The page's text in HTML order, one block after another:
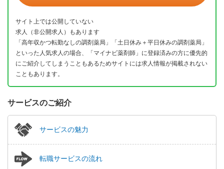
サイト上では公開していない
求人（非公開求人）もあります
「高年収かつ転勤なしの調剤薬局」「土日休み＋平日休みの調剤薬局」
といった人気求人の場合、「マイナビ薬剤師」に登録済みの方に優先的
にご紹介してしまうこともあるためサイトには求人情報が掲載されない
こともあります。
サービスのご紹介
サービスの魅力
転職サービスの流れ